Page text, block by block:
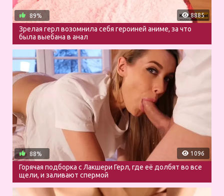
8885
89%
Зрелая герл возомнила себя героиней аниме, за что
была выебана в анал
1096
88%
Горячая подборка с Лакшери Герл, где её долбят во все
щели, и заливают спермой